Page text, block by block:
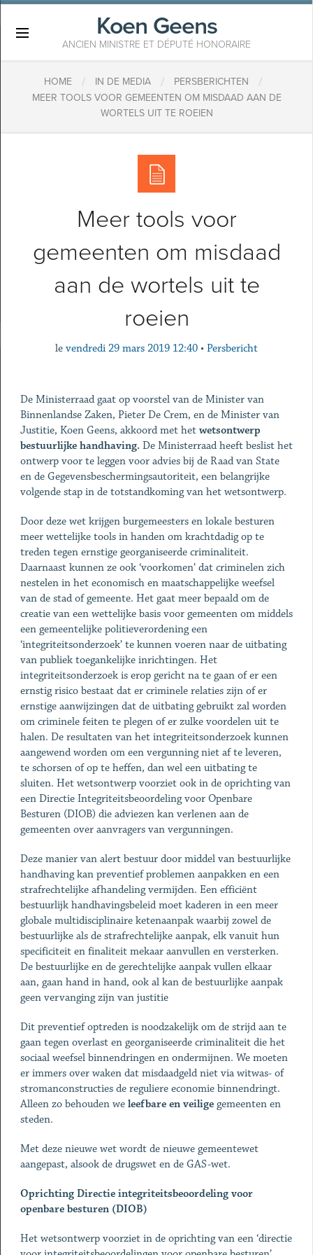
Koen Geens
ANCIEN MINISTRE ET DÉPUTÉ HONORAIRE
HOME / IN DE MEDIA / PERSBERICHTEN /
MEER TOOLS VOOR GEMEENTEN OM MISDAAD AAN DE
WORTELS UIT TE ROEIEN
Meer tools voor
gemeenten om misdaad
aan de wortels uit te
roeien
le vendredi 29 mars 2019 12:40 • Persbericht
De Ministerraad gaat op voorstel van de Minister van
Binnenlandse Zaken, Pieter De Crem, en de Minister van
Justitie, Koen Geens, akkoord met het wetsontwerp
bestuurlijke handhaving. De Ministerraad heeft beslist het
ontwerp voor te leggen voor advies bij de Raad van State
en de Gegevensbeschermingsautoriteit, een belangrijke
volgende stap in de totstandkoming van het wetsontwerp.
Door deze wet krijgen burgemeesters en lokale besturen
meer wettelijke tools in handen om krachtdadig op te
treden tegen ernstige georganiseerde criminaliteit.
Daarnaast kunnen ze ook ‘voorkomen’ dat criminelen zich
nestelen in het economisch en maatschappelijke weefsel
van de stad of gemeente. Het gaat meer bepaald om de
creatie van een wettelijke basis voor gemeenten om middels
een gemeentelijke politieverordening een
‘integriteitsonderzoek’ te kunnen voeren naar de uitbating
van publiek toegankelijke inrichtingen. Het
integriteitsonderzoek is erop gericht na te gaan of er een
ernstig risico bestaat dat er criminele relaties zijn of er
ernstige aanwijzingen dat de uitbating gebruikt zal worden
om criminele feiten te plegen of er zulke voordelen uit te
halen. De resultaten van het integriteitsonderzoek kunnen
aangewend worden om een vergunning niet af te leveren,
te schorsen of op te heffen, dan wel een uitbating te
sluiten. Het wetsontwerp voorziet ook in de oprichting van
een Directie Integriteitsbeoordeling voor Openbare
Besturen (DIOB) die adviezen kan verlenen aan de
gemeenten over aanvragers van vergunningen.
Deze manier van alert bestuur door middel van bestuurlijke
handhaving kan preventief problemen aanpakken en een
strafrechtelijke afhandeling vermijden. Een efficiënt
bestuurlijk handhavingsbeleid moet kaderen in een meer
globale multidisciplinaire ketenaanpak waarbij zowel de
bestuurlijke als de strafrechtelijke aanpak, elk vanuit hun
specificiteit en finaliteit mekaar aanvullen en versterken.
De bestuurlijke en de gerechtelijke aanpak vullen elkaar
aan, gaan hand in hand, ook al kan de bestuurlijke aanpak
geen vervanging zijn van justitie
Dit preventief optreden is noodzakelijk om de strijd aan te
gaan tegen overlast en georganiseerde criminaliteit die het
sociaal weefsel binnendringen en ondermijnen. We moeten
er immers over waken dat misdaadgeld niet via witwas- of
stromanconstructies de reguliere economie binnendringt.
Alleen zo behouden we leefbare en veiligegemeenten en
steden.
Met deze nieuwe wet wordt de nieuwe gemeentewet
aangepast, alsook de drugswet en de GAS-wet.
Oprichting Directie integriteitsbeoordeling voor
openbare besturen (DIOB)
Het wetsontwerp voorziet in de oprichting van een ‘directie